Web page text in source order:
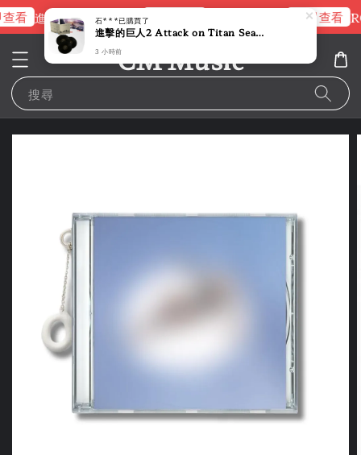
看 進擊的巨人片頭曲 立即查看 立即查看
CM Music
搜尋
石***已購買了
進擊的巨人2 Attack on Titan Season 2 第二季 原聲帶（黑膠唱片 3LP）
3 小時前